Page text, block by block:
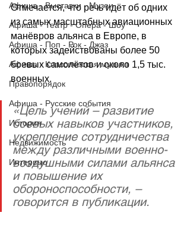
Афиша - Выставки - Музеи
Афиша - Театр - Опера - Шоу
Афиша - Поп - Рок - Джаз
Афиша - Классическая музыка
Правопорядок
Афиша - Русские события
История
Недвижимость
Интервью
Отмечается, что речь идёт об одних
из самых масштабных авиационных
манёвров альянса в Европе, в
которых задействованы более 50
боевых самолётов и около 1,5 тыс.
военных.
«Цель учений – развитие
боевых навыков участников,
укрепление сотрудничества
между различными военно-
воздушными силами альянса
и повышение их
обороноспособности, –
говорится в публикации.